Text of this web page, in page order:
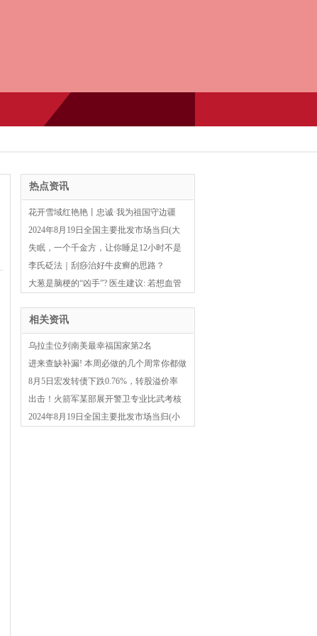
热点资讯
花开雪域红艳艳丨忠诚·我为祖国守边疆
2024年8月19日全国主要批发市场当归(大
条)价格行情
失眠，一个千金方，让你睡足12小时不是
事儿！
李氏砭法｜刮痧治好牛皮癣的思路？
大葱是脑梗的“凶手”? 医生建议: 若想血管
相关资讯
乌拉圭位列南美最幸福国家第2名
进来查缺补漏! 本周必做的几个周常你都做
了吗?
8月5日宏发转债下跌0.76%，转股溢价率
110.47%
出击！火箭军某部展开警卫专业比武考核
2024年8月19日全国主要批发市场当归(小